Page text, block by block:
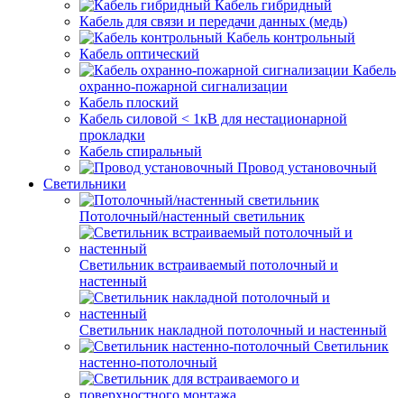
Кабель гибридный
Кабель для связи и передачи данных (медь)
Кабель контрольный
Кабель оптический
Кабель
охранно-пожарной сигнализации
Кабель плоский
Кабель силовой < 1кВ для нестационарной
прокладки
Кабель спиральный
Провод установочный
Светильники
Потолочный/настенный светильник
Светильник встраиваемый потолочный и
настенный
Светильник накладной потолочный и настенный
Светильник
настенно-потолочный